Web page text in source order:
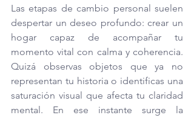
Las etapas de cambio personal suelen
despertar un deseo profundo: crear un
hogar capaz de acompañar tu
momento vital con calma y coherencia.
Quizá observas objetos que ya no
representan tu historia o identificas una
saturación visual que afecta tu claridad
mental. En ese instante surge la